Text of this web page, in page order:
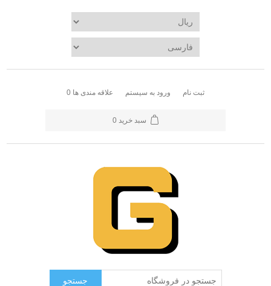
ثبت نام ورود به سیستم علاقه مندی ها 0
سبد خرید 0
جستجو